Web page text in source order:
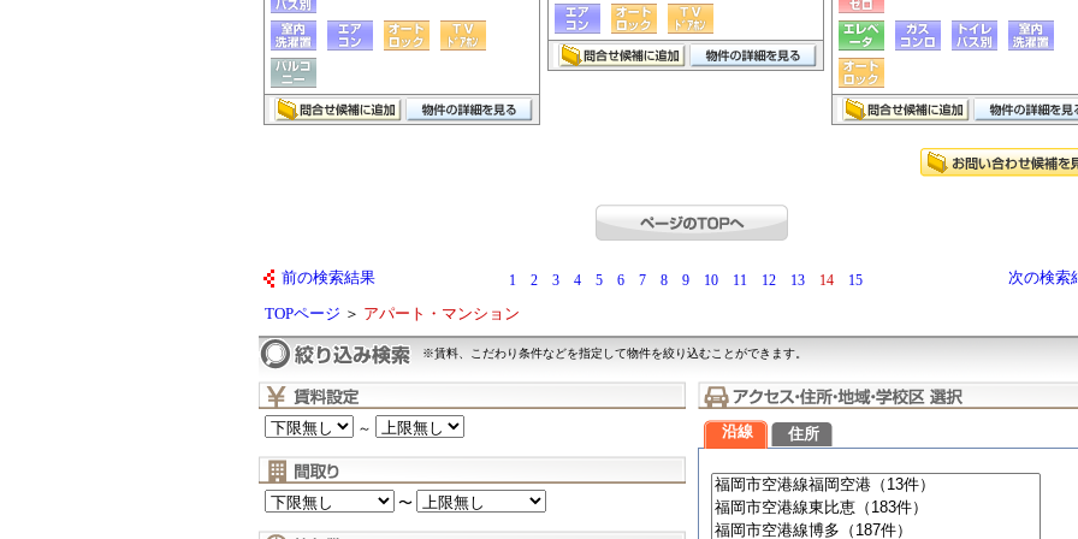
前の検索結果 1 2 3 4 5 6 7 8 9 10 11 12 13 14 15 次の検索
TOPページ ＞ アパート・マンション
※賃料、こだわり条件などを指定して物件を絞り込むことができます。
～
〜
沿線 住所